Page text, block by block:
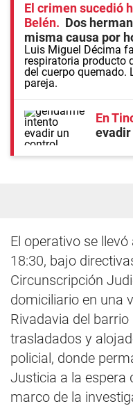
El crimen sucedió
Belén
Dos
misma causa por
Luis Miguel Décima
respiratoria producto
del cuerpo quemado.
pareja.
En
evadir
El operativo se
18:30, bajo
Circunscripción
domiciliario en una
Rivadavia del
trasladados y
policial, donde
Justicia a la espera
marco de la